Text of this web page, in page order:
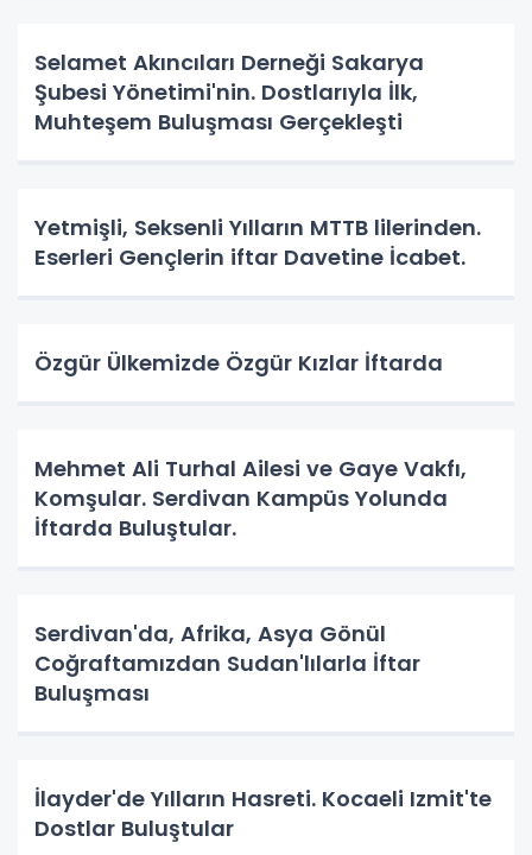
Selamet Akıncıları Derneği Sakarya
Şubesi Yönetimi'nin. Dostlarıyla İlk,
Muhteşem Buluşması Gerçekleşti
Yetmişli, Seksenli Yılların MTTB lilerinden.
Eserleri Gençlerin iftar Davetine İcabet.
Özgür Ülkemizde Özgür Kızlar İftarda
Mehmet Ali Turhal Ailesi ve Gaye Vakfı,
Komşular. Serdivan Kampüs Yolunda
İftarda Buluştular.
Serdivan'da, Afrika, Asya Gönül
Coğraftamızdan Sudan'lılarla İftar
Buluşması
İlayder'de Yılların Hasreti. Kocaeli Izmit'te
Dostlar Buluştular